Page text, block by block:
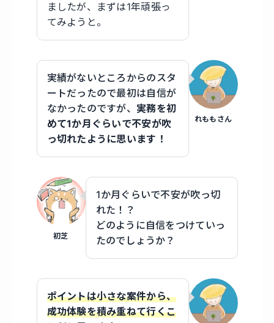
ましたが、まずは1年頑張っ
てみようと。
れももさん
実績がないところからのスタ
ートだったので最初は自信が
なかったのですが、 実務を初
めて1か月ぐらいで不安が吹
っ切れたように思います！
初芝
1か月ぐらいで不安が吹っ切
れた！？
どのように自信をつけていっ
たのでしょうか？
ポイントは小さな案件から、
成功体験を積み重ねて行くこ